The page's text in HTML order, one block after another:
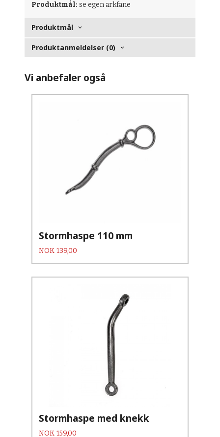
Produktmål: se egen arkfane
Produktmål
Produktanmeldelser (0)
Vi anbefaler også
Stormhaspe 110 mm
Pris
NOK 139,00
Stormhaspe med knekk
Pris
NOK 159,00